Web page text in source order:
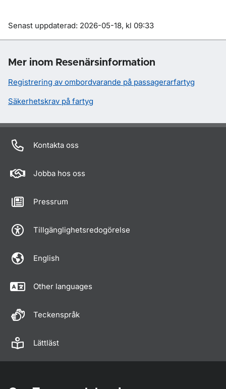
Om sidan
Senast uppdaterad: 2026-05-18, kl 09:33
Mer inom Resenärsinformation
Registrering av ombordvarande på passagerarfartyg
Säkerhetskrav på fartyg
Kontakta oss
Jobba hos oss
Pressrum
Tillgänglighetsredogörelse
English
Other languages
Teckenspråk
Lättläst